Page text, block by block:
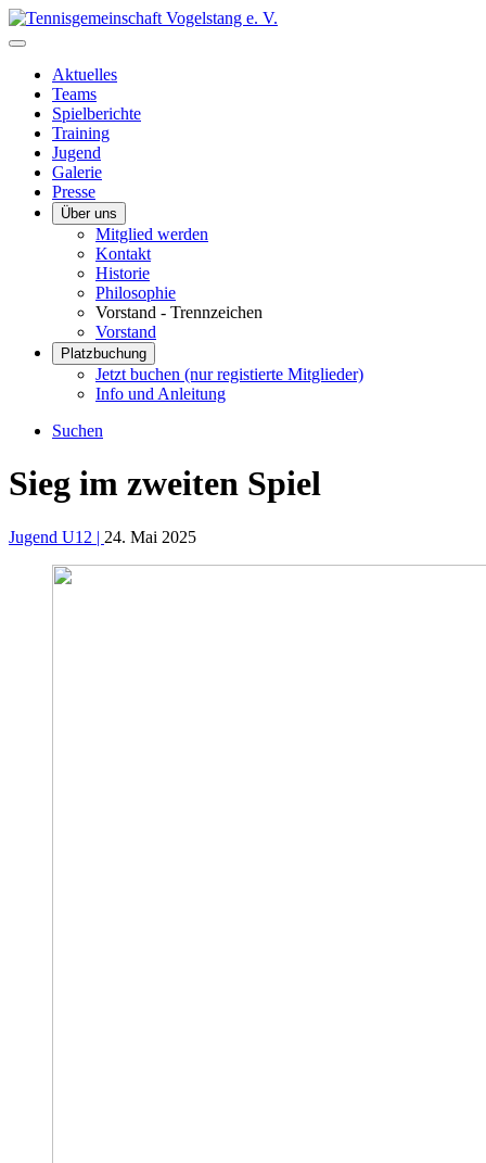
Aktuelles
Teams
Spielberichte
Training
Jugend
Galerie
Presse
Über uns
Mitglied werden
Kontakt
Historie
Philosophie
Vorstand - Trennzeichen
Vorstand
Platzbuchung
Jetzt buchen (nur registierte Mitglieder)
Info und Anleitung
Suchen
Sieg im zweiten Spiel
Jugend U12 | 24. Mai 2025